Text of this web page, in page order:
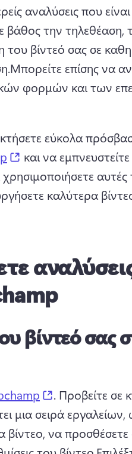
αναλύσεις που
βάθος την τηλεθέαση,
του βίντεό σας σε
Μπορείτε επίσης να
φορμών και των
εύκολα
(opens in a new tab)
και να
αυτές
καλύτερα
βίντεό σας
(opens in a
. Προβείτε σε
μια σειρά
βίντεο, να